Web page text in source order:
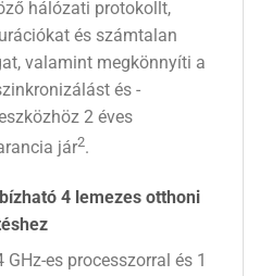
hálózati protokollt,
és számtalan
valamint megkönnyíti a
és -
2 éves
jár2.
4 lemezes otthoni
es processzorral és 1